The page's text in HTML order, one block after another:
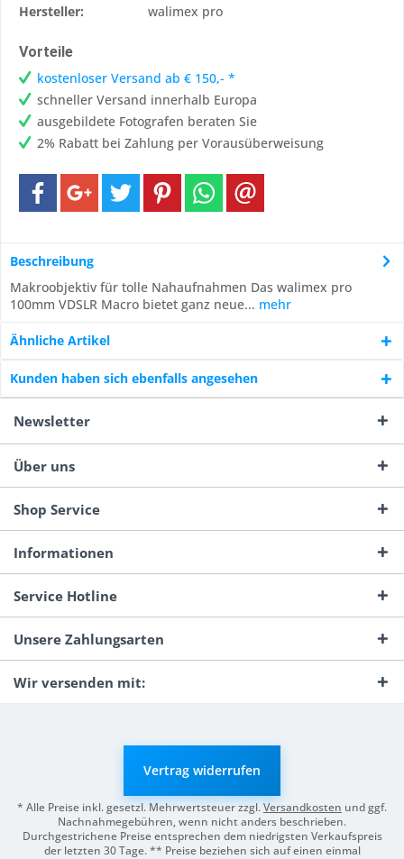
Hersteller:
walimex pro
Vorteile
kostenloser Versand ab € 150,- *
schneller Versand innerhalb Europa
ausgebildete Fotografen beraten Sie
2% Rabatt bei Zahlung per Vorausüberweisung
Beschreibung
Makroobjektiv für tolle Nahaufnahmen Das walimex pro
100mm VDSLR Macro bietet ganz neue... mehr
Ähnliche Artikel
Kunden haben sich ebenfalls angesehen
Newsletter
Über uns
Shop Service
Informationen
Service Hotline
Unsere Zahlungsarten
Wir versenden mit:
Vertrag widerrufen
* Alle Preise inkl. gesetzl. Mehrwertsteuer zzgl.Versandkosten und ggf.
Nachnahmegebühren, wenn nicht anders beschrieben.
Durchgestrichene Preise entsprechen dem niedrigsten Verkaufspreis
der letzten 30 Tage. ** Preise beziehen sich auf einen einmal